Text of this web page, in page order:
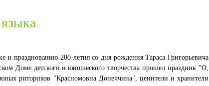
празднованию 200-летия со дня рождения Тараса Григорьевича
Доме детского и юношеского творчества прошел праздник "О,
юных риториков "Красномовна Донеччина", ценители и хранители